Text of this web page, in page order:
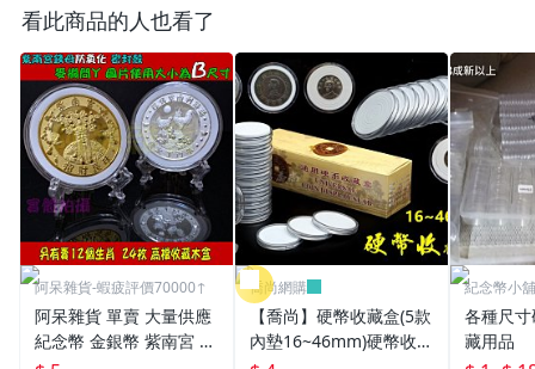
看此商品的人也看了
阿呆雜貨-蝦疲評價70000↑
阿呆雜貨 單賣 大量供應
紀念幣 金銀幣 紫南宮 錢
喬尚網購
【喬尚】硬幣收藏盒(5款
內墊16~46mm)硬幣收納
紀念幣小舖
各種尺
藏用品